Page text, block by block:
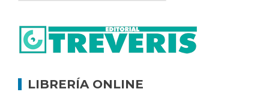
LIBRERÍA ONLINE